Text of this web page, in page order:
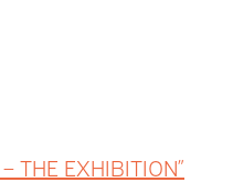
THE EXHIBITION”